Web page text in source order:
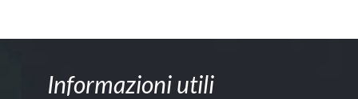
Informazioni utili